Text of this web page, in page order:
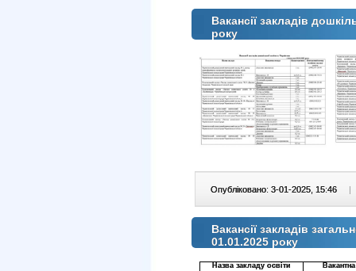
Вакансії закладів
року
Опубліковано: 3-01-2025, 15:46 |
Вакансії закладів
01.01.2025 року
Назва закладу освіти